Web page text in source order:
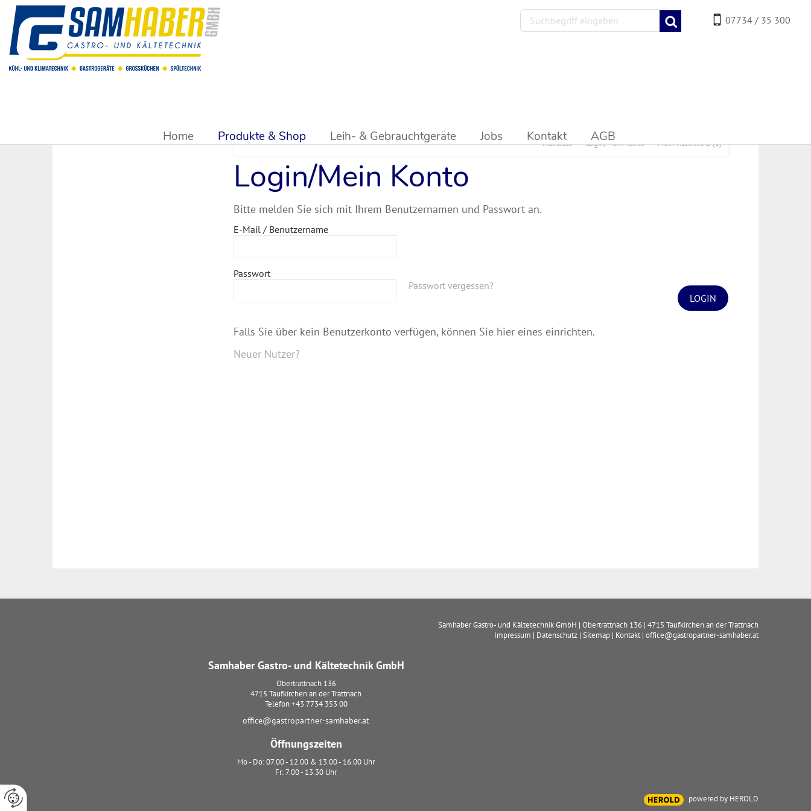
07734 / 35 300
Home Produkte & Shop Leih- & Gebrauchtgeräte Jobs Kontakt AGB Mein Warenkorb(0)
Login/Mein Konto
Merkliste
Login/Mein Konto
Bitte melden Sie sich mit Ihrem Benutzernamen und Passwort an.
E-Mail / Benutzername
Passwort
LOGIN
Passwort vergessen?
Falls Sie über kein Benutzerkonto verfügen, können Sie hier eines einrichten.
Neuer Nutzer?
Samhaber Gastro- und Kältetechnik GmbH | Obertrattnach 136 | 4715 Taufkirchen an der Trattnach
Impressum | Datenschutz | Sitemap | Kontakt | office@gastropartner-samhaber.at
Samhaber Gastro- und Kältetechnik GmbH
Obertrattnach 136
4715 Taufkirchen an der Trattnach
Telefon +43 7734 353 00
office@gastropartner-samhaber.at
Öffnungszeiten
Mo - Do: 07.00 - 12.00 & 13.00 - 16.00 Uhr
Fr: 7.00 - 13.30 Uhr
powered by HEROLD